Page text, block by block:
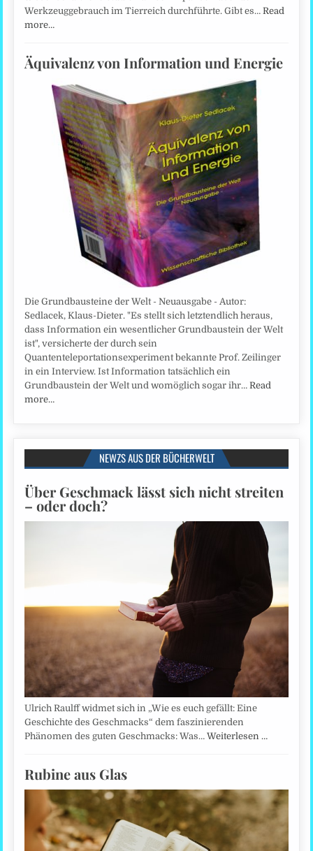
Werkzeuggebrauch im Tierreich durchführte. Gibt es…Read
more…
Äquivalenz von Information und Energie
Die Grundbausteine der Welt - Neuausgabe - Autor:
Sedlacek, Klaus-Dieter. "Es stellt sich letztendlich heraus,
dass Information ein wesentlicher Grundbaustein der Welt
ist", versicherte der durch sein
Quantenteleportationsexperiment bekannte Prof. Zeilinger
in ein Interview. Ist Information tatsächlich ein
Grundbaustein der Welt und womöglich sogar ihr…Read
more…
NEWZS AUS DER BÜCHERWELT
Über Geschmack lässt sich nicht streiten
– oder doch?
Ulrich Raulff widmet sich in „Wie es euch gefällt: Eine
Geschichte des Geschmacks“ dem faszinierenden
Phänomen des guten Geschmacks: Was…Weiterlesen …
Rubine aus Glas